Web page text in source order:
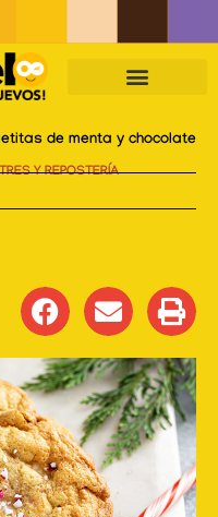
de menta y chocolate
Y REPOSTERÍA